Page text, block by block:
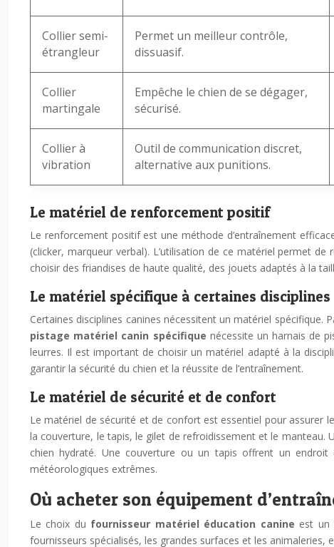
Collier semi-
étrangleur
Permet un meilleur contrôle,
dissuasif.
Collier
martingale
Empêche le chien de se dégager,
sécurisé.
Collier à
vibration
Outil de communication discret,
alternative aux punitions.
Le matériel de renforcement positif
Le renforcement positif est une méthode d’entraînement
(clicker, marqueur verbal). L’utilisation de ce matériel permet
choisir des friandises de haute qualité, des jouets adaptés à la
Le matériel spécifique à certaines disciplines
Certaines disciplines canines nécessitent un matériel spécifique.
pistage matériel canin spécifique nécessite un harnais de
leurres. Il est important de choisir un matériel adapté à la
garantir la sécurité du chien et la réussite de l’entraînement.
Le matériel de sécurité et de confort
Le matériel de sécurité et de confort est essentiel pour assurer
la couverture, le tapis, le gilet de refroidissement et le manteau.
chien hydraté. Une couverture ou un tapis offrent un
météorologiques extrêmes.
Où acheter son équipement
Le choix du fournisseur matériel éducation canine est un
fournisseurs spécialisés, les grandes surfaces et les